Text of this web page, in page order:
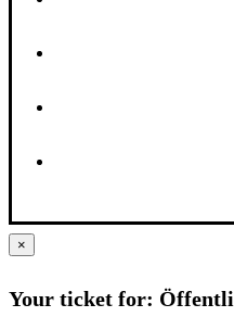
×
Your ticket for: